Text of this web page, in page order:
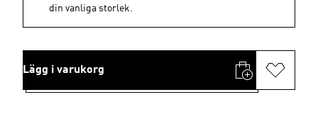
din vanliga storlek.
Lägg i varukorg